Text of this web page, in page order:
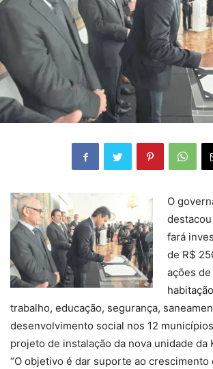
O
fará
de R$
ações
trabalho, educação, segurança,
desenvolvimento social nos 12
projeto de instalação da nova unidade da
“O objetivo é dar suporte ao crescimento